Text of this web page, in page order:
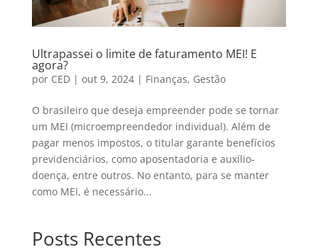
Ultrapassei o limite de faturamento MEI! E
agora?
por CED| out 9, 2024| Finanças, Gestão
O brasileiro que deseja empreender pode se tornar
um MEI (microempreendedor individual). Além de
pagar menos impostos, o titular garante benefícios
previdenciários, como aposentadoria e auxílio-
doença, entre outros. No entanto, para se manter
como MEI, é necessário...
Posts Recentes